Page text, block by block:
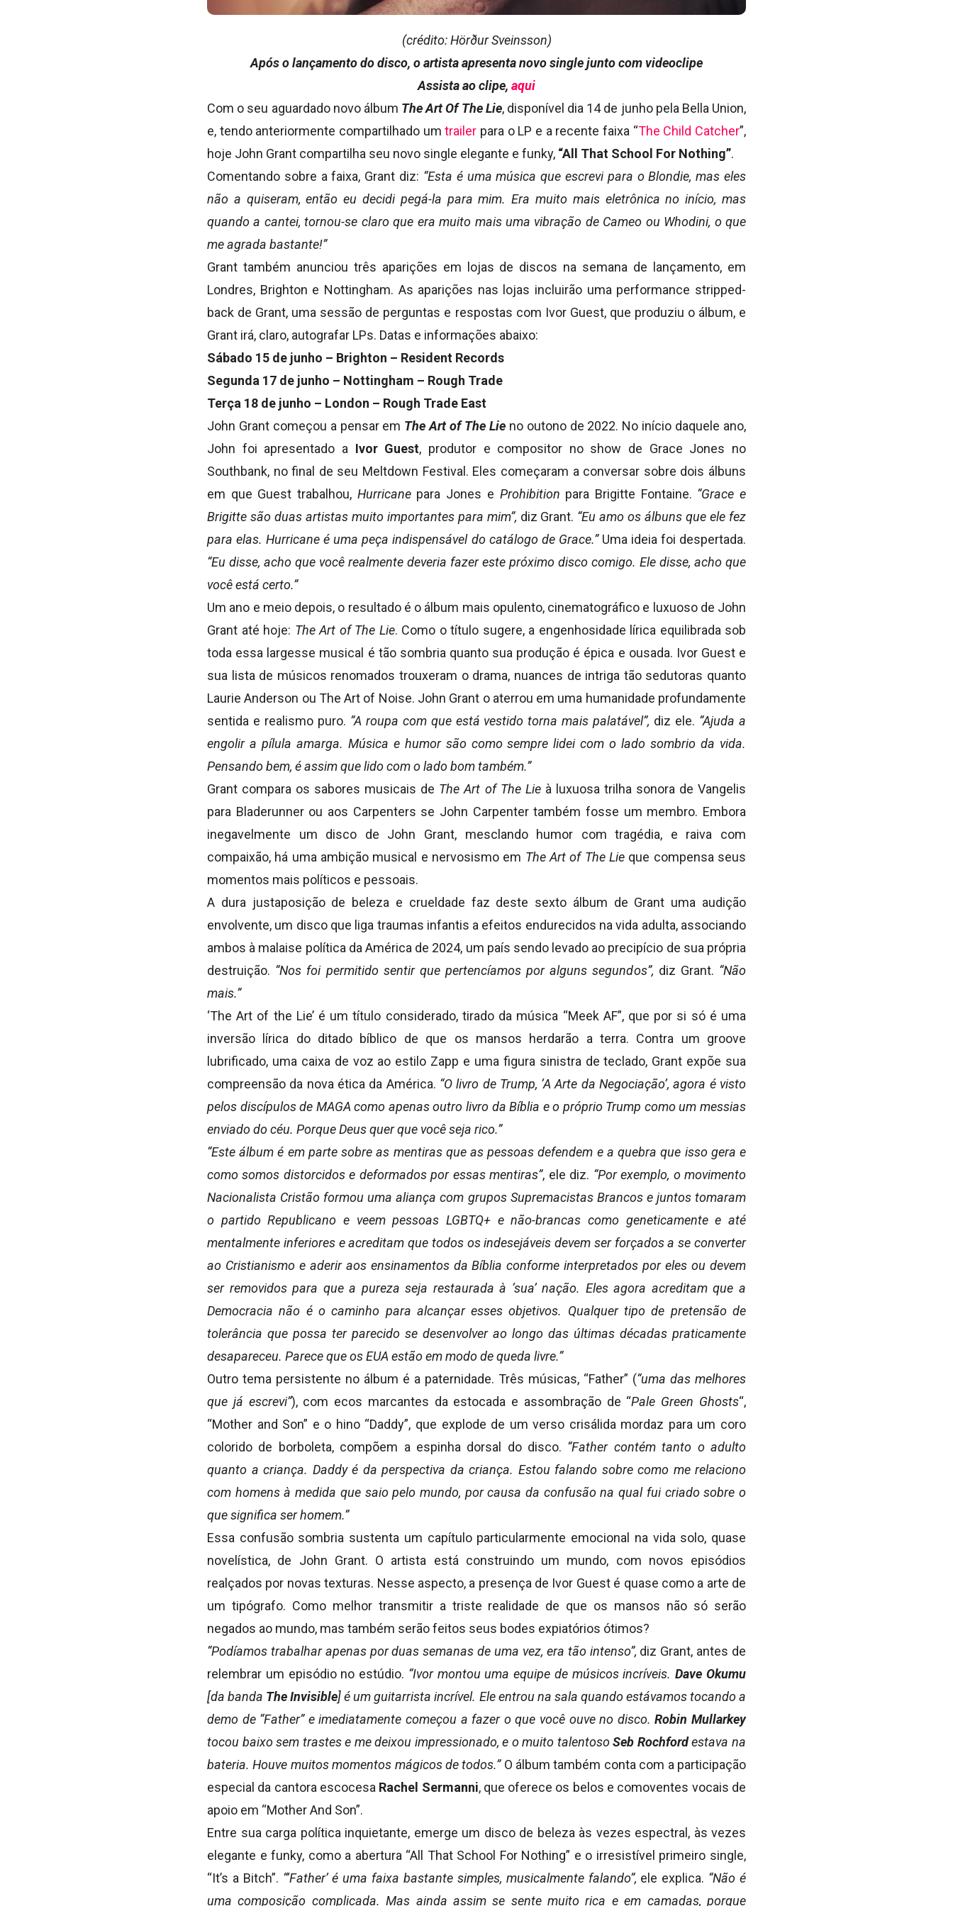
(crédito: Hörður Sveinsson)
Após o lançamento do disco, o artista apresenta novo single junto com videoclipe
Assista ao clipe, aqui
Com o seu aguardado novo álbum The Art Of The Lie, disponível dia 14 de junho pela Bella Union,
e, tendo anteriormente compartilhado umtrailer para o LP e a recente faixa “The Child Catcher”,
hoje John Grant compartilha seu novo single elegante e funky, “All That School For Nothing”.
Comentando sobre a faixa, Grant diz: “Esta é uma música que escrevi para o Blondie, mas eles
não a quiseram, então eu decidi pegá-la para mim. Era muito mais eletrônica no início, mas
quando a cantei, tornou-se claro que era muito mais uma vibração de Cameo ou Whodini, o que
me agrada bastante!”
Grant também anunciou três aparições em lojas de discos na semana de lançamento, em
Londres, Brighton e Nottingham. As aparições nas lojas incluirão uma performance stripped-
back de Grant, uma sessão de perguntas e respostas com Ivor Guest, que produziu o álbum, e
Grant irá, claro, autografar LPs. Datas e informações abaixo:
Sábado 15 de junho – Brighton – Resident Records
Segunda 17 de junho – Nottingham – Rough Trade
Terça 18 de junho – London – Rough Trade East
John Grant começou a pensar em The Art of The Lieno outono de 2022. No início daquele ano,
John foi apresentado a Ivor Guest, produtor e compositor no show de Grace Jones no
Southbank, no final de seu Meltdown Festival. Eles começaram a conversar sobre dois álbuns
em que Guest trabalhou, Hurricanepara Jones e Prohibition para Brigitte Fontaine. “Grace e
Brigitte são duas artistas muito importantes para mim”, diz Grant. “Eu amo os álbuns que ele fez
para elas. Hurricane é uma peça indispensável do catálogo de Grace.”Uma ideia foi despertada.
“Eu disse, acho que você realmente deveria fazer este próximo disco comigo. Ele disse, acho que
você está certo.”
Um ano e meio depois, o resultado é o álbum mais opulento, cinematográfico e luxuoso de John
Grant até hoje: The Art of The Lie. Como o título sugere, a engenhosidade lírica equilibrada sob
toda essa largesse musical é tão sombria quanto sua produção é épica e ousada. Ivor Guest e
sua lista de músicos renomados trouxeram o drama, nuances de intriga tão sedutoras quanto
Laurie Anderson ou The Art of Noise. John Grant o aterrou em uma humanidade profundamente
sentida e realismo puro. “A roupa com que está vestido torna mais palatável”, diz ele. “Ajuda a
engolir a pílula amarga. Música e humor são como sempre lidei com o lado sombrio da vida.
Pensando bem, é assim que lido com o lado bom também.”
Grant compara os sabores musicais de The Art of The Lieà luxuosa trilha sonora de Vangelis
para Bladerunner ou aos Carpenters se John Carpenter também fosse um membro. Embora
inegavelmente um disco de John Grant, mesclando humor com tragédia, e raiva com
compaixão, há uma ambição musical e nervosismo em The Art of The Lie que compensa seus
momentos mais políticos e pessoais.
A dura justaposição de beleza e crueldade faz deste sexto álbum de Grant uma audição
envolvente, um disco que liga traumas infantis a efeitos endurecidos na vida adulta, associando
ambos à malaise política da América de 2024, um país sendo levado ao precipício de sua própria
destruição. “Nos foi permitido sentir que pertencíamos por alguns segundos”, diz Grant. “Não
mais.”
‘The Art of the Lie’ é um título considerado, tirado da música “Meek AF”, que por si só é uma
inversão lírica do ditado bíblico de que os mansos herdarão a terra. Contra um groove
lubrificado, uma caixa de voz ao estilo Zapp e uma figura sinistra de teclado, Grant expõe sua
compreensão da nova ética da América. “O livro de Trump, ‘A Arte da Negociação’, agora é visto
pelos discípulos de MAGA como apenas outro livro da Bíblia e o próprio Trump como um messias
enviado do céu. Porque Deus quer que você seja rico.”
“Este álbum é em parte sobre as mentiras que as pessoas defendem e a quebra que isso gera e
como somos distorcidos e deformados por essas mentiras”, ele diz. “Por exemplo, o movimento
Nacionalista Cristão formou uma aliança com grupos Supremacistas Brancos e juntos tomaram
o partido Republicano e veem pessoas LGBTQ+ e não-brancas como geneticamente e até
mentalmente inferiores e acreditam que todos os indesejáveis devem ser forçados a se converter
ao Cristianismo e aderir aos ensinamentos da Bíblia conforme interpretados por eles ou devem
ser removidos para que a pureza seja restaurada à ‘sua’ nação. Eles agora acreditam que a
Democracia não é o caminho para alcançar esses objetivos. Qualquer tipo de pretensão de
tolerância que possa ter parecido se desenvolver ao longo das últimas décadas praticamente
desapareceu. Parece que os EUA estão em modo de queda livre.”
Outro tema persistente no álbum é a paternidade. Três músicas, “Father” (“uma das melhores
que já escrevi”), com ecos marcantes da estocada e assombração de “Pale Green Ghosts“,
“Mother and Son” e o hino “Daddy”, que explode de um verso crisálida mordaz para um coro
colorido de borboleta, compõem a espinha dorsal do disco. “Father contém tanto o adulto
quanto a criança. Daddy é da perspectiva da criança. Estou falando sobre como me relaciono
com homens à medida que saio pelo mundo, por causa da confusão na qual fui criado sobre o
que significa ser homem.”
Essa confusão sombria sustenta um capítulo particularmente emocional na vida solo, quase
novelística, de John Grant. O artista está construindo um mundo, com novos episódios
realçados por novas texturas. Nesse aspecto, a presença de Ivor Guest é quase como a arte de
um tipógrafo. Como melhor transmitir a triste realidade de que os mansos não só serão
negados ao mundo, mas também serão feitos seus bodes expiatórios ótimos?
“Podíamos trabalhar apenas por duas semanas de uma vez, era tão intenso”, diz Grant, antes de
relembrar um episódio no estúdio. “Ivor montou uma equipe de músicos incríveis.Dave Okumu
[da banda The Invisible] é um guitarrista incrível. Ele entrou na sala quando estávamos tocando a
demo de “Father” e imediatamente começou a fazer o que você ouve no disco.Robin Mullarkey
tocou baixo sem trastes e me deixou impressionado, e o muito talentosoSeb Rochfordestava na
bateria. Houve muitos momentos mágicos de todos.”O álbum também conta com a participação
especial da cantora escocesa Rachel Sermanni, que oferece os belos e comoventes vocais de
apoio em “Mother And Son”.
Entre sua carga política inquietante, emerge um disco de beleza às vezes espectral, às vezes
elegante e funky, como a abertura “All That School For Nothing” e o irresistível primeiro single,
“It’s a Bitch”. “’Father’ é uma faixa bastante simples, musicalmente falando”, ele explica. “Não é
uma composição complicada. Mas ainda assim se sente muito rica e em camadas, porque